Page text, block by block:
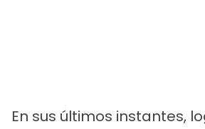
En sus últimos instantes,